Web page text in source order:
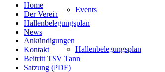
Events
Hallenbelegungsplan
Home
Der Verein
Hallenbelegungsplan
News
Ankündigungen
Kontakt
Beitritt TSV Tann
Satzung (PDF)